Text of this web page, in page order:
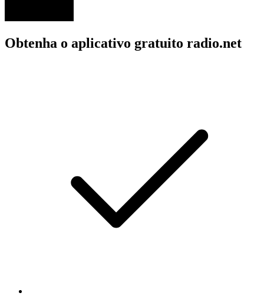
Obtenha o aplicativo gratuito radio.net